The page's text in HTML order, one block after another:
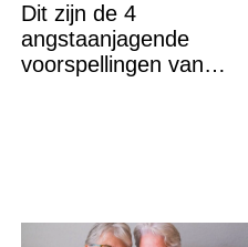
Dit zijn de 4
angstaanjagende
voorspellingen van